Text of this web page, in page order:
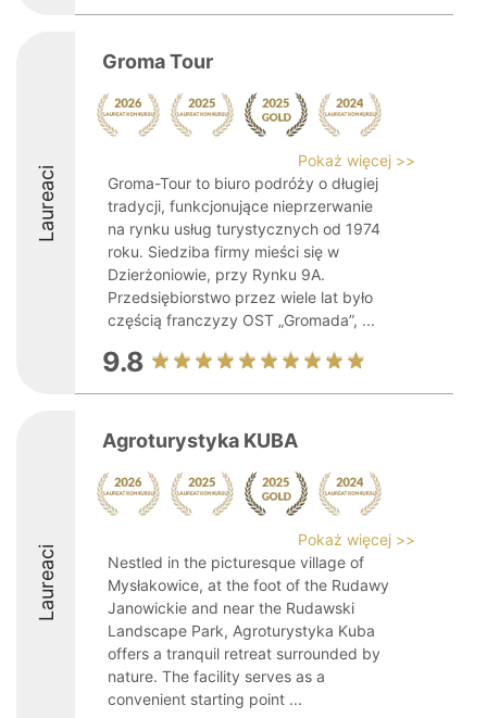
Laureaci
Groma Tour
Pokaż więcej >>
Groma-Tour to biuro podróży o długiej
tradycji, funkcjonujące nieprzerwanie
na rynku usług turystycznych od 1974
roku. Siedziba firmy mieści się w
Dzierżoniowie, przy Rynku 9A.
Przedsiębiorstwo przez wiele lat było
częścią franczyzy OST „Gromada”, ...
9.8
Laureaci
Agroturystyka KUBA
Pokaż więcej >>
Nestled in the picturesque village of
Mysłakowice, at the foot of the Rudawy
Janowickie and near the Rudawski
Landscape Park, Agroturystyka Kuba
offers a tranquil retreat surrounded by
nature. The facility serves as a
convenient starting point ...